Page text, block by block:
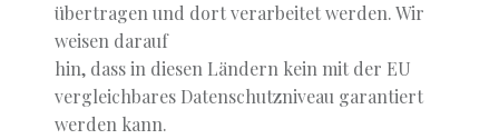
übertragen und dort verarbeitet werden. Wir
weisen darauf
hin, dass in diesen Ländern kein mit der EU
vergleichbares Datenschutzniveau garantiert
werden kann.